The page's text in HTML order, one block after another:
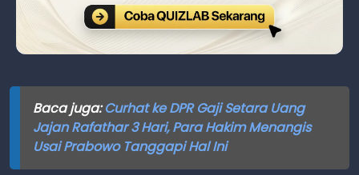
Baca juga:Curhat ke DPR Gaji Setara Uang
Jajan Rafathar 3 Hari, Para Hakim Menangis
Usai Prabowo Tanggapi Hal Ini